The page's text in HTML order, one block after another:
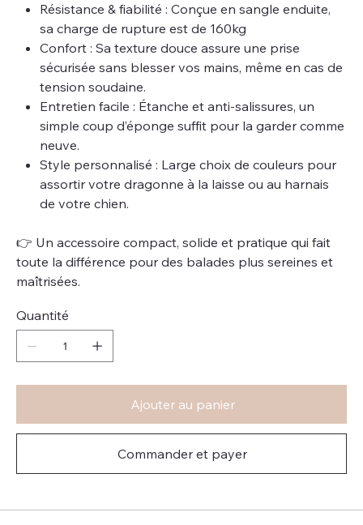
Résistance & fiabilité : Conçue en sangle enduite,
sa charge de rupture est de 160kg
Confort : Sa texture douce assure une prise
sécurisée sans blesser vos mains, même en cas de
tension soudaine.
Entretien facile : Étanche et anti-salissures, un
simple coup d’éponge suffit pour la garder comme
neuve.
Style personnalisé : Large choix de couleurs pour
assortir votre dragonne à la laisse ou au harnais
de votre chien.
👉 Un accessoire compact, solide et pratique qui fait
toute la différence pour des balades plus sereines et
maîtrisées.
Quantité
Ajouter au panier
Commander et payer